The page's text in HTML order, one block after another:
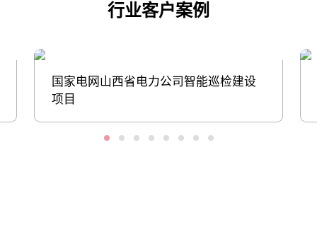
行业客户案例
国家电网山西省电力公司智能巡检建设
项目